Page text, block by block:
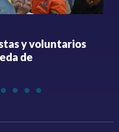
y voluntarios
de